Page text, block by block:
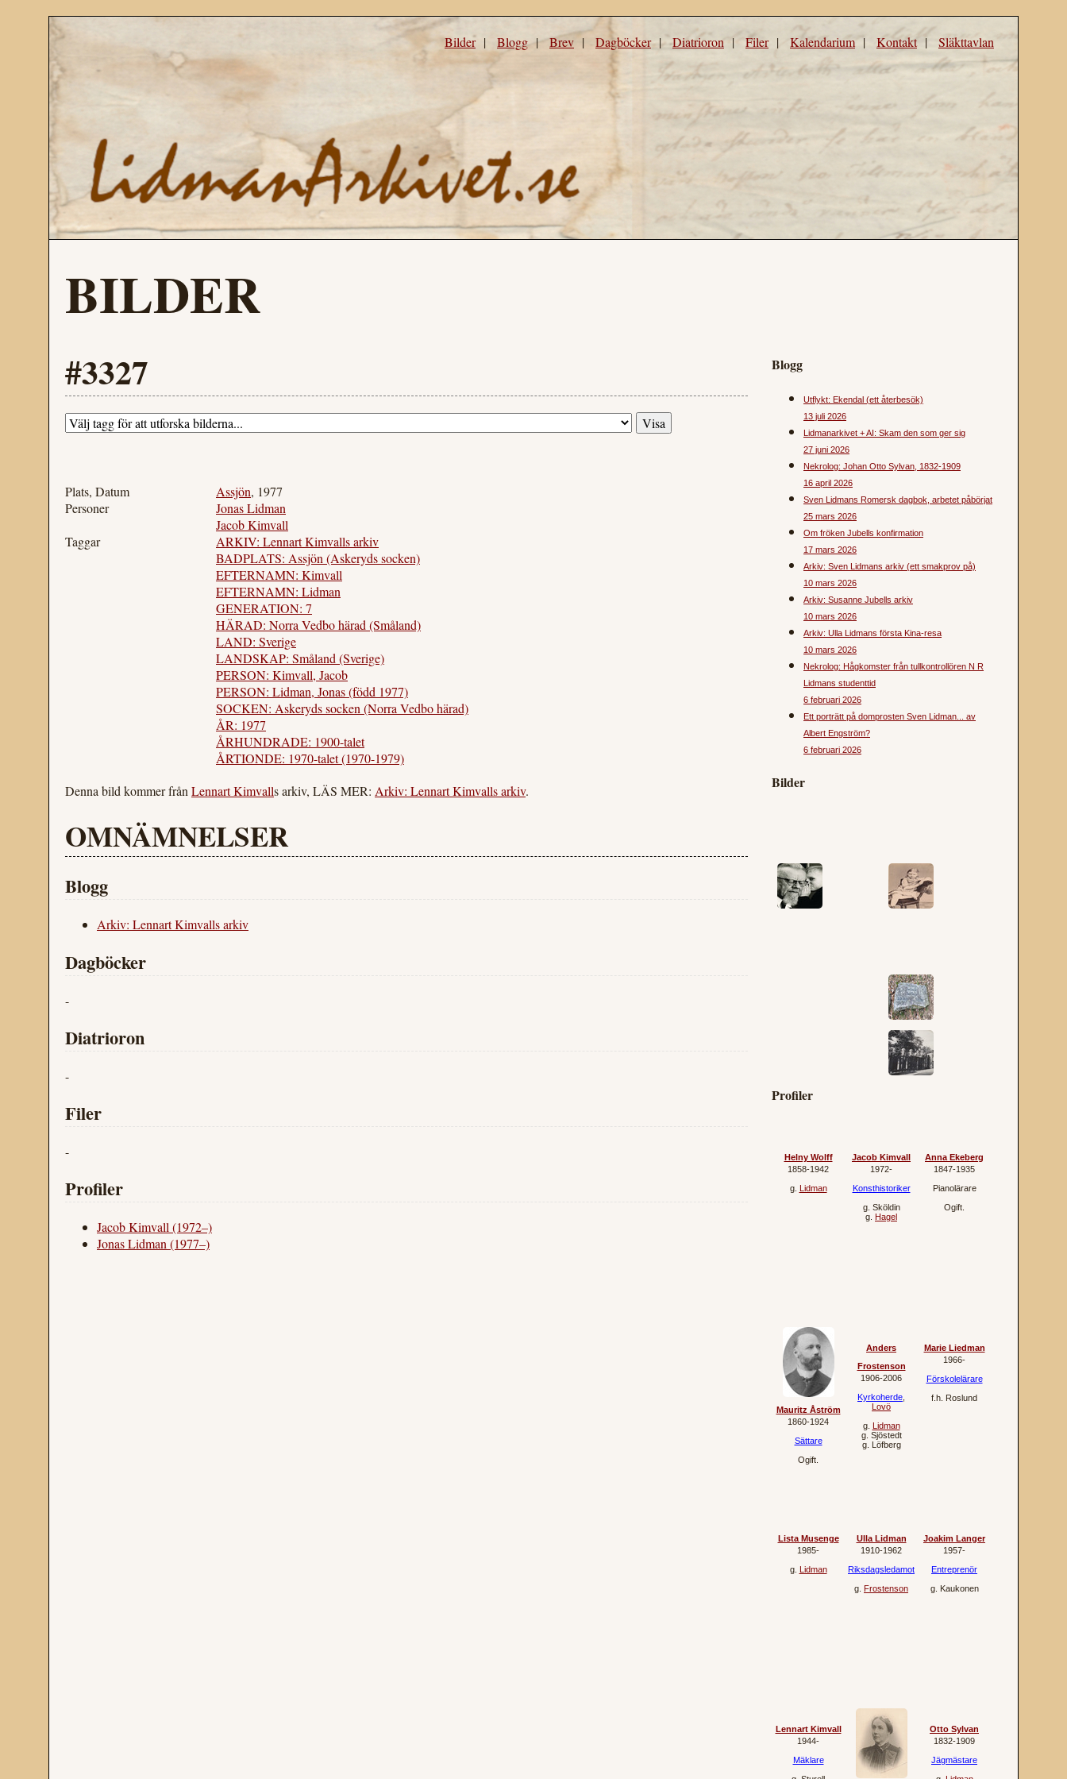
Bilder| Blogg|Brev | Dagböcker|Diatrioron | Filer| Kalendarium| Kontakt| Släkttavlan
BILDER
#3327
Plats, Datum Assjön, 1977
Personer
Jonas Lidman
Jacob Kimvall
Taggar
ARKIV: Lennart Kimvalls arkiv
BADPLATS: Assjön (Askeryds socken)
EFTERNAMN: Kimvall
EFTERNAMN: Lidman
GENERATION: 7
HÄRAD: Norra Vedbo härad (Småland)
LAND: Sverige
LANDSKAP: Småland (Sverige)
PERSON: Kimvall, Jacob
PERSON: Lidman, Jonas (född 1977)
SOCKEN: Askeryds socken (Norra Vedbo härad)
ÅR: 1977
ÅRHUNDRADE: 1900-talet
ÅRTIONDE: 1970-talet (1970-1979)
Denna bild kommer från Lennart Kimvalls arkiv, LÄS MER: Arkiv: Lennart Kimvalls arkiv.
OMNÄMNELSER
Blogg
Arkiv: Lennart Kimvalls arkiv
Dagböcker
-
Diatrioron
-
Filer
-
Profiler
Jacob Kimvall (1972–)
Jonas Lidman (1977–)
Blogg
Utflykt: Ekendal (ett återbesök)
13 juli 2026
Lidmanarkivet + AI: Skam den som ger sig
27 juni 2026
Nekrolog: Johan Otto Sylvan, 1832-1909
16 april 2026
Sven Lidmans Romersk dagbok, arbetet påbörjat
25 mars 2026
Om fröken Jubells konfirmation
17 mars 2026
Arkiv: Sven Lidmans arkiv (ett smakprov på)
10 mars 2026
Arkiv: Susanne Jubells arkiv
10 mars 2026
Arkiv: Ulla Lidmans första Kina-resa
10 mars 2026
Nekrolog: Hågkomster från tullkontrollören N R
Lidmans studenttid
6 februari 2026
Ett porträtt på domprosten Sven Lidman... av
Albert Engström?
6 februari 2026
Bilder
Profiler
Helny Wolff
1858‐1942
g. Lidman
Jacob Kimvall
1972‐
Konsthistoriker
g. Sköldin
g. Hagel
Anna Ekeberg
1847‐1935
Pianolärare
Ogift.
Mauritz Åström
1860‐1924
Sättare
Ogift.
Anders
Frostenson
1906‐2006
Kyrkoherde
Lovö
g. Lidman
g. Sjöstedt
g. Löfberg
Marie Liedman
1966‐
Förskolelärare
f.h. Roslund
Lista Musenge
1985‐
g. Lidman
Ulla Lidman
1910‐1962
Riksdagsledamot
g. Frostenson
Joakim Langer
1957‐
Entreprenör
g. Kaukonen
Lennart Kimvall
1944‐
Mäklare
Otto Sylvan
1832‐1909
Jägmästare